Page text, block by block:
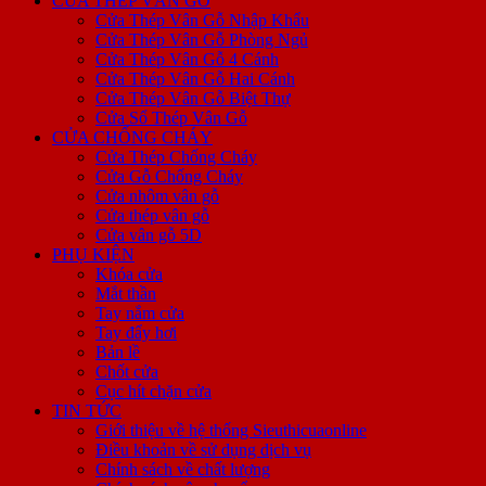
Cửa Thép Vân Gỗ Nhập Khẩu
Cửa Thép Vân Gỗ Phòng Ngủ
Cửa Thép Vân Gỗ 4 Cánh
Cửa Thép Vân Gỗ Hai Cánh
Cửa Thép Vân Gỗ Biệt Thự
Cửa Sổ Thép Vân Gỗ
CỬA CHỐNG CHÁY
Cửa Thép Chống Cháy
Cửa Gỗ Chống Cháy
Cửa nhôm vân gỗ
Cửa thép vân gỗ
Cửa vân gỗ 5D
PHỤ KIỆN
Khóa cửa
Mắt thần
Tay nắm cửa
Tay đẩy hơi
Bản lề
Chốt cửa
Cục hít chặn cửa
TIN TỨC
Giới thiệu về hệ thống Sieuthicuaonline
Điều khoản về sử dụng dịch vụ
Chính sách về chất lượng